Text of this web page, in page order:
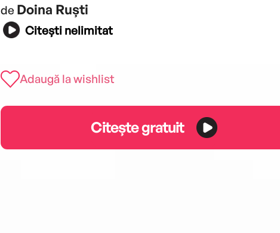
de Doina Ruști
Citești nelimitat
Adaugă la wishlist
Citește gratuit